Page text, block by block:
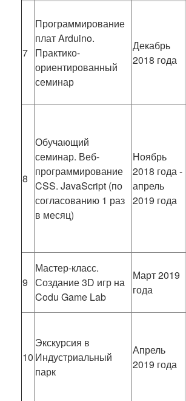
7
Программирование
плат Arduino.
Практико-
ориентированный
семинар
Декабрь
2018 года
8
Обучающий
семинар. Веб-
программирование
CSS. JavaScript (по
согласованию 1 раз
в месяц)
Ноябрь
2018 года -
апрель
2019 года
9
Мастер-класс.
Создание 3D игр на
Codu Game Lab
Март 2019
года
10
Экскурсия в
Индустриальный
парк
Апрель
2019 года